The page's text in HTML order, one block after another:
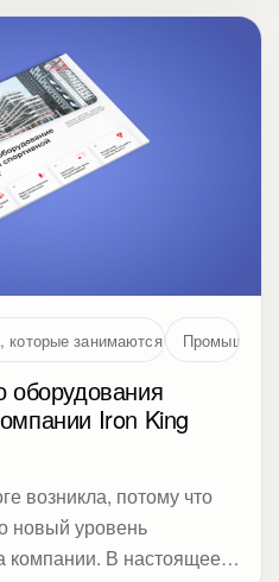
занимаются
оборудования
новый уровень
компании. В настоящее
акцент с